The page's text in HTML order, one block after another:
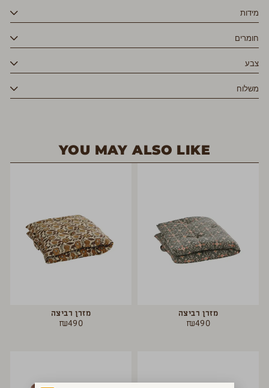
מידות
חומרים
צבע
משלוח
YOU MAY ALSO LIKE
מזרן רביצה
₪490
מזרן רביצה
₪490